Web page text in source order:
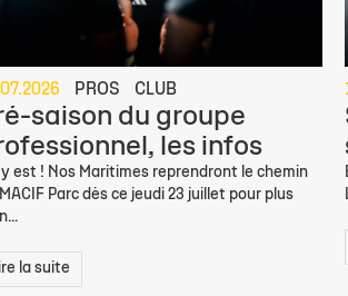
PROS CLUB
saison du groupe
les infos
y est ! Nos Maritimes reprendront le chemin
Parc dès ce jeudi 23 juillet pour plus
la suite